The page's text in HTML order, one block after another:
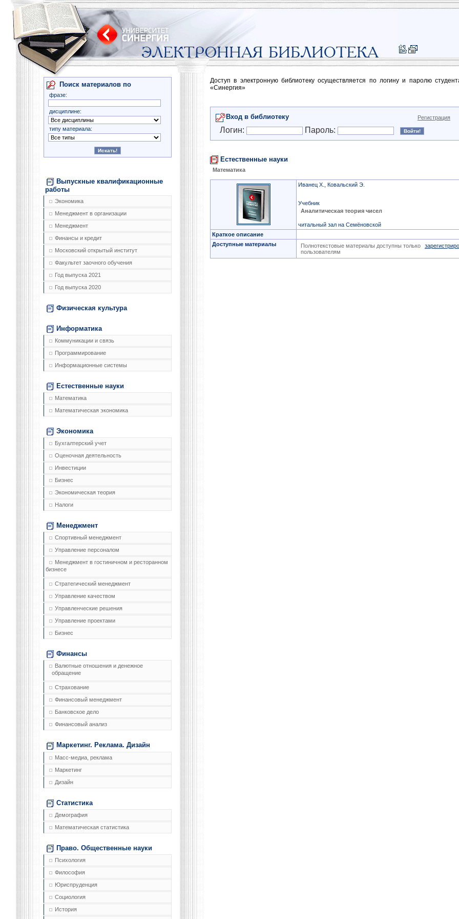
Поиск материалов по
фразе:
дисциплине:
типу материала:
Выпускные квалификационные
работы
Экономика
Менеджмент в организации
Менеджмент
Финансы и кредит
Московский открытый институт
Факультет заочного обучения
Год выпуска 2021
Год выпуска 2020
Физическая культура
Информатика
Коммуникации и связь
Программирование
Информационные системы
Естественные науки
Математика
Математическая экономика
Экономика
Бухгалтерский учет
Оценочная деятельность
Инвестиции
Бизнес
Экономическая теория
Налоги
Менеджмент
Спортивный менеджмент
Управление персоналом
Менеджмент в гостиничном и ресторанном
бизнесе
Стратегический менеджмент
Управление качеством
Управленческие решения
Управление проектами
Бизнес
Финансы
Валютные отношения и денежное
обращение
Страхование
Финансовый менеджмент
Банковское дело
Финансовый анализ
Маркетинг. Реклама. Дизайн
Масс-медиа, реклама
Маркетинг
Дизайн
Статистика
Демография
Математическая статистика
Право. Общественные науки
Психология
Философия
Юриспруденция
Социология
История
Доступ в электронную библиотеку осуществляется по логину и паролю
«Синергия»
Вход в библиотеку Регистрация
Логин: Пароль:
Естественные науки
Математика
Иванец Х., Ковальский Э.
Учебник
Аналитическая теория чисел
читальный зал на Семёновской
Краткое описание
Доступные материалы
Полнотекстовые материалы доступны только
пользователям